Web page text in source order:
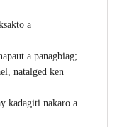
a
a panagbiag;
natalged ken
kadagiti nakaro a